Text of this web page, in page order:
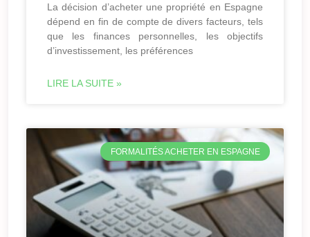
La décision d’acheter une propriété en Espagne
dépend en fin de compte de divers facteurs, tels
que les finances personnelles, les objectifs
d’investissement, les préférences
LIRE LA SUITE »
FORMALITÉS ACHETER EN ESPAGNE